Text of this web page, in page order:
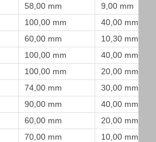
58,00 mm
9,00 mm
100,00 mm
40,00 mm
60,00 mm
10,30 mm
100,00 mm
40,00 mm
100,00 mm
20,00 mm
74,00 mm
30,00 mm
90,00 mm
40,00 mm
60,00 mm
20,00 mm
70,00 mm
10,00 mm